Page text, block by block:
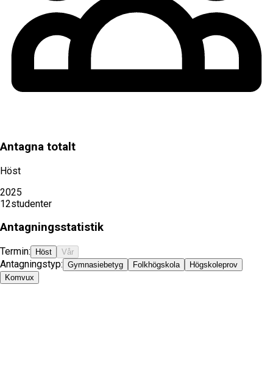
Antagna totalt
Höst
2025
12studenter
Antagningsstatistik
Termin: Höst Vår
Antagningstyp: Gymnasiebetyg Folkhögskola
Högskoleprov
Komvux